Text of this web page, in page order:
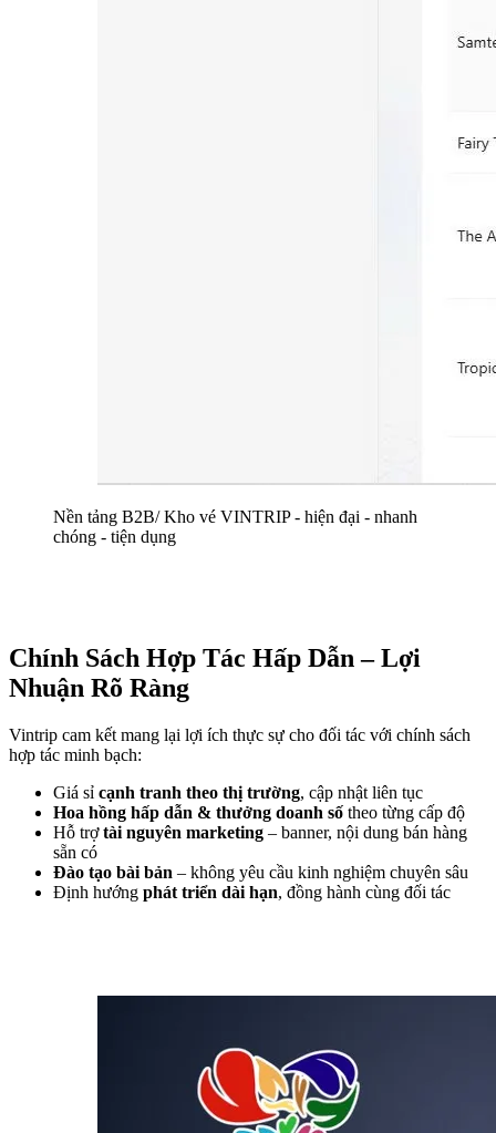
Nền tảng B2B/ Kho vé VINTRIP - hiện đại - nhanh
chóng - tiện dụng
Chính Sách Hợp Tác Hấp Dẫn – Lợi
Nhuận Rõ Ràng
Vintrip cam kết mang lại lợi ích thực sự cho đối tác với chính sách
hợp tác minh bạch:
Giá sỉ cạnh tranh theo thị trường, cập nhật liên tục
Hoa hồng hấp dẫn & thưởng doanh số theo từng cấp độ
Hỗ trợ tài nguyên marketing – banner, nội dung bán hàng
sẵn có
Đào tạo bài bản – không yêu cầu kinh nghiệm chuyên sâu
Định hướng phát triển dài hạn, đồng hành cùng đối tác